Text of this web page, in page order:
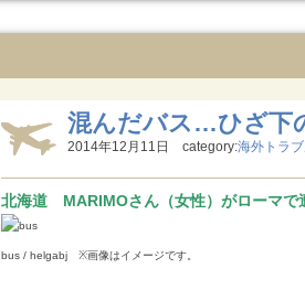
混んだバス…ひざ下
2014年12月11日 category:海外トラ
北海道 MARIMOさん（女性）がローマで
bus / helgabj ※画像はイメージです。